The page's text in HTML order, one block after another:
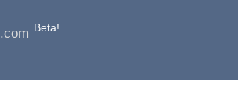
.com Beta!